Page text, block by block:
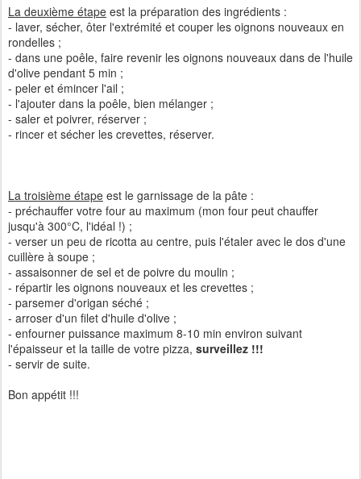
La deuxième étape est la préparation des ingrédients :
- laver, sécher, ôter l'extrémité et couper les oignons nouveaux en
rondelles ;
- dans une poêle, faire revenir les oignons nouveaux dans de l'huile
d'olive pendant 5 min ;
- peler et émincer l'ail ;
- l'ajouter dans la poêle, bien mélanger ;
- saler et poivrer, réserver ;
- rincer et sécher les crevettes, réserver.
La troisième étape est le garnissage de la pâte :
- préchauffer votre four au maximum (mon four peut chauffer
jusqu'à 300°C, l'idéal !) ;
- verser un peu de ricotta au centre, puis l'étaler avec le dos d'une
cuillère à soupe ;
- assaisonner de sel et de poivre du moulin ;
- répartir les oignons nouveaux et les crevettes ;
- parsemer d'origan séché ;
- arroser d'un filet d'huile d'olive ;
- enfourner puissance maximum 8-10 min environ suivant
l'épaisseur et la taille de votre pizza, surveillez !!!
- servir de suite.
Bon appétit !!!